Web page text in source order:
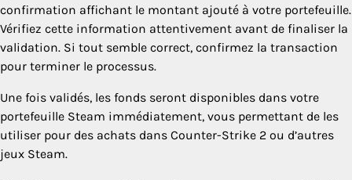
confirmation affichant le montant ajouté à votre portefeuille.
Vérifiez cette information attentivement avant de finaliser la
validation. Si tout semble correct, confirmez la transaction
pour terminer le processus.
Une fois validés, les fonds seront disponibles dans votre
portefeuille Steam immédiatement, vous permettant de les
utiliser pour des achats dans Counter-Strike 2 ou d’autres
jeux Steam.